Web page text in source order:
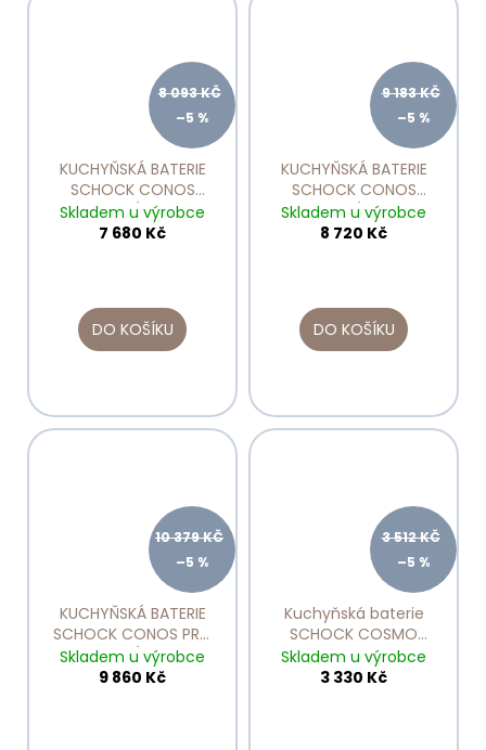
8 093 KČ
–5 %
KUCHYŇSKÁ BATERIE
SCHOCK CONOS
NEREZOVÝ VZHLED
528000
Skladem u výrobce
7 680 Kč
DO KOŠÍKU
9 183 KČ
–5 %
KUCHYŇSKÁ BATERIE
SCHOCK CONOS
NEREZOVÝ VZHLED
528120
Skladem u výrobce
8 720 Kč
DO KOŠÍKU
10 379 KČ
–5 %
KUCHYŇSKÁ BATERIE
SCHOCK CONOS PRO
NEREZOVÝ VZHLED
528006
Skladem u výrobce
9 860 Kč
3 512 KČ
–5 %
Kuchyňská baterie
SCHOCK COSMO
ASPHALT 525001
Skladem u výrobce
3 330 Kč